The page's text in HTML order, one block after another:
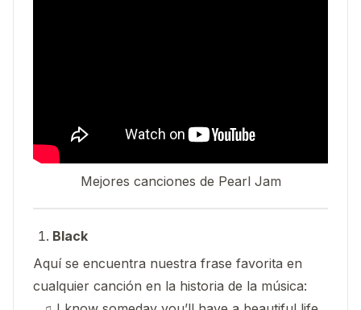
Mejores canciones de Pearl Jam
Black
Aquí se encuentra nuestra frase favorita en
cualquier canción en la historia de la música: